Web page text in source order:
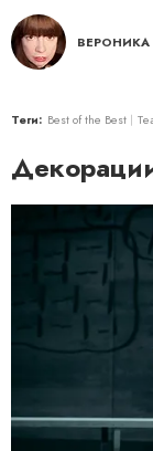
ВЕРОНИКА
Теги: Best of the Best